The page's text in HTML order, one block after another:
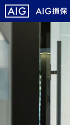
メ
イ
ン
コ
テ
こ
こ
か
ら
イ